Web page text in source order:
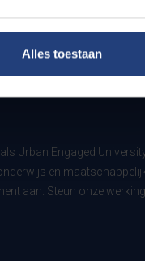
Alles toestaan
Urban Engaged
en
aan. Steun onze